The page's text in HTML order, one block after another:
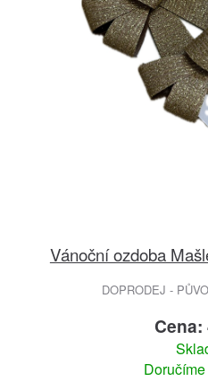
Vánoční ozdoba
DOPRODEJ -
Cena: